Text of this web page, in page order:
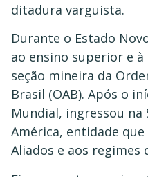
ditadura varguista.
Durante o Estado
ao ensino superior e
seção mineira da
Brasil (OAB). Após o
Mundial, ingressou na
América, entidade
Aliados e aos regimes